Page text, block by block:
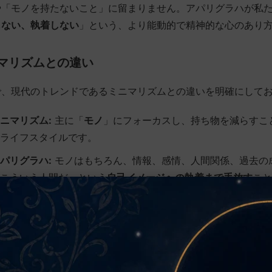
モノを持たないこと」に留まりません。アパリグラハが私
い、執着しない 」という、より能動的で精神的な心のあり
リズムとの違い
現代のトレンドであるミニマリズムとの違いを明確にして
マリズム: 主に「モノ 」にフォーカスし、持ち物を減らす
イフスタイルです。
リグラハ: モノはもちろん、情報、感情、人間関係、過去
ういう人間だ」という自己イメージへの執着まで手放すこ
す。
ズムが家の片付けだとすれば、アパリグラハは心の片付け
空間を保つための、継続的な実践と言えるでしょう。